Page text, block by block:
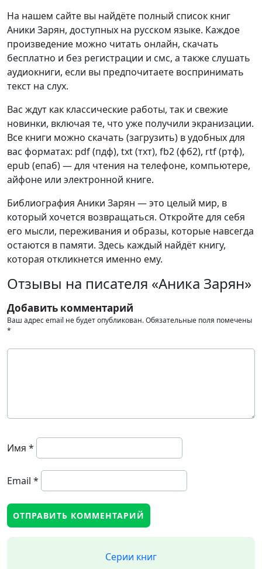
На нашем сайте вы найдёте полный список книг
Аники Зарян, доступных на русском языке. Каждое
произведение можно читать онлайн, скачать
бесплатно и без регистрации и смс, а также слушать
аудиокниги, если вы предпочитаете воспринимать
текст на слух.
Вас ждут как классические работы, так и свежие
новинки, включая те, что уже получили экранизации.
Все книги можно скачать (загрузить) в удобных для
вас форматах: pdf (пдф), txt (тхт), fb2 (фб2), rtf (ртф),
epub (епаб) — для чтения на телефоне, компьютере,
айфоне или электронной книге.
Библиография Аники Зарян — это целый мир, в
который хочется возвращаться. Откройте для себя
его мысли, переживания и образы, которые навсегда
остаются в памяти. Здесь каждый найдёт книгу,
которая откликнется именно ему.
Отзывы на писателя «Аника Зарян»
Добавить комментарий
Ваш адрес email не будет опубликован.Обязательные поля помечены
*
Имя *
Email *
Серии книг